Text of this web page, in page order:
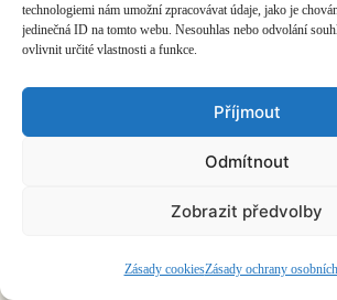
technologiemi nám umožní zpracovávat údaje, jako je
jedinečná ID na tomto webu. Nesouhlas nebo odvolání
ovlivnit určité vlastnosti a funkce.
Příjmout
Odmítnout
Zobrazit předvolby
Zásady cookiesZásady ochrany
ČASOPIS O JINÉ HUDBĚ | vydáváHudební
©2026 HISvoice – design a admin